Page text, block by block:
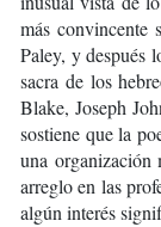
más convincente
Paley, y después
sacra de los
Blake, Joseph
sostiene que la
una organización
arreglo en las
algún interés